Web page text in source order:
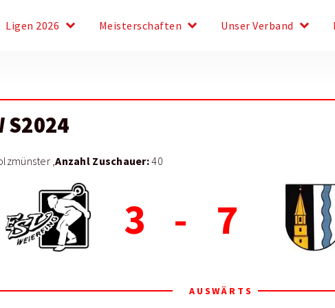
Ligen 2026 keyboard_arrow_down Meisterschaften keyboard_arrow_down Unser Verband keyboard_arrow_down
S2024
,Anzahl Zuschauer:40
3 - 7
AUSWÄRTS